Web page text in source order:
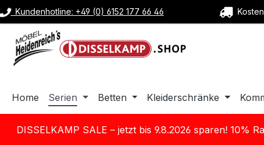
Hauptinhalt springen
Zur Suche springen
Zur Hauptnavigation springen
Kundenhotline: +49 (0) 6152 177 66 46
Home Serien Betten Kleiderschränke
DISSELKAMP SALE – jetzt bis 9.8.2026 sparen! 10%